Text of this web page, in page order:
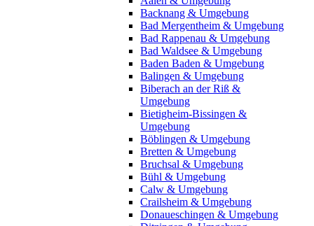
Backnang & Umgebung
Bad Mergentheim & Umgebung
Bad Rappenau & Umgebung
Bad Waldsee & Umgebung
Baden Baden & Umgebung
Balingen & Umgebung
Biberach an der Riß &
Umgebung
Bietigheim-Bissingen &
Umgebung
Böblingen & Umgebung
Bretten & Umgebung
Bruchsal & Umgebung
Bühl & Umgebung
Calw & Umgebung
Crailsheim & Umgebung
Donaueschingen & Umgebung